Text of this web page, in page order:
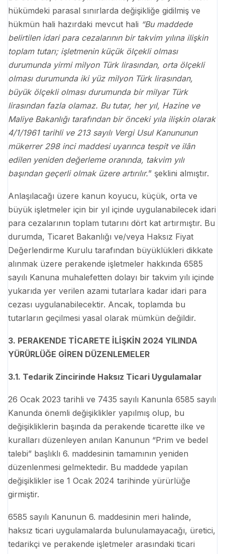
hükümdeki parasal sınırlarda değişikliğe gidilmiş ve
hükmün hali hazırdaki mevcut hali “Bu maddede
belirtilen idari para cezalarının bir takvim yılına ilişkin
toplam tutarı; işletmenin küçük ölçekli olması
durumunda yirmi milyon Türk lirasından, orta ölçekli
olması durumunda iki yüz milyon Türk lirasından,
büyük ölçekli olması durumunda bir milyar Türk
lirasından fazla olamaz. Bu tutar, her yıl, Hazine ve
Maliye Bakanlığı tarafından bir önceki yıla ilişkin olarak
4/1/1961 tarihli ve 213 sayılı Vergi Usul Kanununun
mükerrer 298 inci maddesi uyarınca tespit ve ilân
edilen yeniden değerleme oranında, takvim yılı
başından geçerli olmak üzere artırılır.” şeklini almıştır.
Anlaşılacağı üzere kanun koyucu, küçük, orta ve
büyük işletmeler için bir yıl içinde uygulanabilecek idari
para cezalarının toplam tutarını dört kat artırmıştır. Bu
durumda, Ticaret Bakanlığı ve/veya Haksız Fiyat
Değerlendirme Kurulu tarafından büyüklükleri dikkate
alınmak üzere perakende işletmeler hakkında 6585
sayılı Kanuna muhalefetten dolayı bir takvim yılı içinde
yukarıda yer verilen azami tutarlara kadar idari para
cezası uygulanabilecektir. Ancak, toplamda bu
tutarların geçilmesi yasal olarak mümkün değildir.
3. PERAKENDE TİCARETE İLİŞKİN 2024 YILINDA
YÜRÜRLÜĞE GİREN DÜZENLEMELER
3.1. Tedarik Zincirinde Haksız Ticari Uygulamalar
26 Ocak 2023 tarihli ve 7435 sayılı Kanunla 6585 sayılı
Kanunda önemli değişiklikler yapılmış olup, bu
değişikliklerin başında da perakende ticarette ilke ve
kuralları düzenleyen anılan Kanunun “Prim ve bedel
talebi” başlıklı 6. maddesinin tamamının yeniden
düzenlenmesi gelmektedir. Bu maddede yapılan
değişiklikler ise 1 Ocak 2024 tarihinde yürürlüğe
girmiştir.
6585 sayılı Kanunun 6. maddesinin meri halinde,
haksız ticari uygulamalarda bulunulamayacağı, üretici,
tedarikçi ve perakende işletmeler arasındaki ticari